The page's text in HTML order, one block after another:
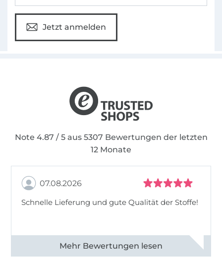
Jetzt anmelden
Note 4.87 / 5 aus 5307 Bewertungen der letzten
12 Monate
07.08.2026
Schnelle Lieferung und gute Qualität der Stoffe!
Alle 82968 Bewertungen ansehen